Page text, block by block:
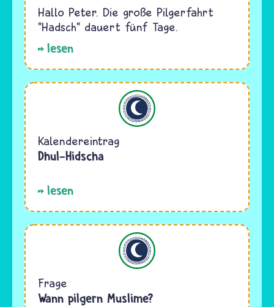
Hallo Peter. Die große Pilgerfahrt
"Hadsch" dauert fünf Tage.
lesen
Kalendereintrag
Dhul-Hidscha
lesen
Frage
Wann pilgern Muslime?